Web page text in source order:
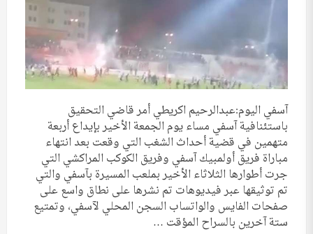
آسفي اليوم:عبدالرحيم اكريطي أمر قاضي التحقيق
باستئنافية آسفي مساء يوم الجمعة الأخير بإيداع أربعة
متهمين في قضية أحداث الشغب التي وقعت بعد انتهاء
مباراة فريق أولمبيك آسفي وفريق الكوكب المراكشي التي
جرت أطوارها الثلاثاء الأخير بملعب المسيرة بآسفي والتي
تم توثيقها عبر فيديوهات تم نشرها على نطاق واسع على
صفحات الفايس والواتساب السجن المحلي لآسفي، وتمتيع
ستة آخرين بالسراح المؤقت …